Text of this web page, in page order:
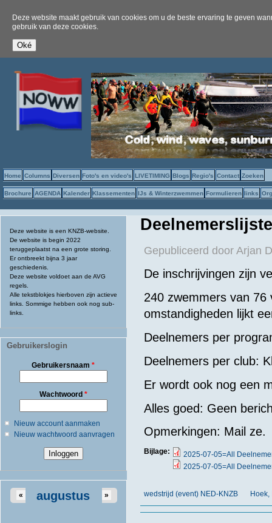
Deze website maakt gebruik van cookies om u de beste ervaring te geven
gebruik van deze cookies.
Home Columns Diversen Foto's en video's LIVETIMING Blogs Regio's Contact Zoeken
Brochure AGENDA Kalender Klassementen IJs & Winterzwemmen Formulieren links
Deze website is een KNZB-website.
De website is begin 2022
teruggeplaatst na een grote storing.
Er ontbreekt bijna 3 jaar
geschiedenis.
Deze website voldoet aan de AVG
regels.
Alle tekstblokjes hierboven zijn actieve
links. Sommige hebben ook nog sub-
links.
Gebruikerslogin
Gebruikersnaam*
Wachtwoord *
Nieuw account aanmaken
Nieuw wachtwoord aanvragen
augustus
« »
Gepubliceerd door Arjan
De inschrijvingen zijn
240 zwemmers van
omstandigheden lijkt
Deelnemers per
Deelnemers per club:
Er wordt ook nog een
Alles goed: Geen
Opmerkingen: Mail ze.
Bijlage:
2025-07-05=All
2025-07-05=All
wedstrijd (event) NED-KNZB Hoek,